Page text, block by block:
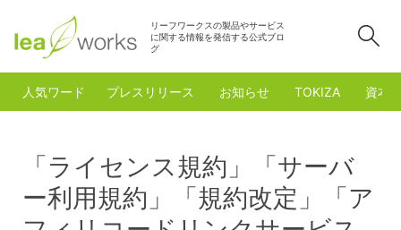
リーフワークスの製品やサービス
に関する情報を発信する公式ブロ
グ
人気ワード プレスリリース お知らせ TOKIZA 資本
「ライセンス規約」「サーバ
ー利用規約」「規約改定」「ア